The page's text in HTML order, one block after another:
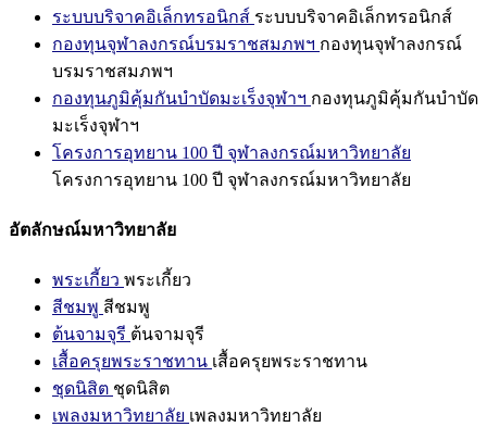
ระบบบริจาคอิเล็กทรอนิกส์ ระบบบริจาคอิเล็กทรอนิกส์
กองทุนจุฬาลงกรณ์บรมราชสมภพฯ กองทุนจุฬาลงกรณ์
บรมราชสมภพฯ
กองทุนภูมิคุ้มกันบำบัดมะเร็งจุฬาฯ กองทุนภูมิคุ้มกันบำบัด
มะเร็งจุฬาฯ
โครงการอุทยาน 100 ปี จุฬาลงกรณ์มหาวิทยาลัย
โครงการอุทยาน 100 ปี จุฬาลงกรณ์มหาวิทยาลัย
อัตลักษณ์มหาวิทยาลัย
พระเกี้ยว พระเกี้ยว
สีชมพู สีชมพู
ต้นจามจุรี ต้นจามจุรี
เสื้อครุยพระราชทาน เสื้อครุยพระราชทาน
ชุดนิสิต ชุดนิสิต
เพลงมหาวิทยาลัย เพลงมหาวิทยาลัย